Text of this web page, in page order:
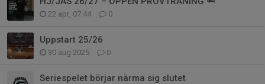
22 apr, 07:44 0
Uppstart 25/26
30 aug 2025 0
Seriespelet börjar närma sig slutet